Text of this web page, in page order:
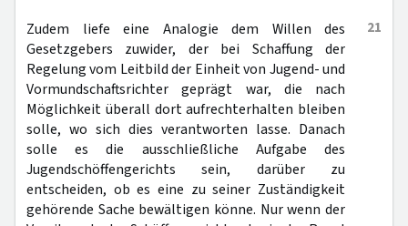
21
Zudem liefe eine Analogie dem Willen des
Gesetzgebers zuwider, der bei Schaffung der
Regelung vom Leitbild der Einheit von Jugend- und
Vormundschaftsrichter geprägt war, die nach
Möglichkeit überall dort aufrechterhalten bleiben
solle, wo sich dies verantworten lasse. Danach
solle es die ausschließliche Aufgabe des
Jugendschöffengerichts sein, darüber zu
entscheiden, ob es eine zu seiner Zuständigkeit
gehörende Sache bewältigen könne. Nur wenn der